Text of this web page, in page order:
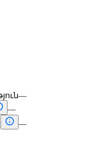
—
—
 —